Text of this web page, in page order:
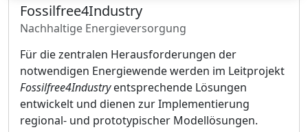
Fossilfree4Industry
Nachhaltige Energieversorgung
Für die zentralen Herausforderungen der
notwendigen Energiewende werden im Leitprojekt
Fossilfree4Industryentsprechende Lösungen
entwickelt und dienen zur Implementierung
regional- und prototypischer Modellösungen.